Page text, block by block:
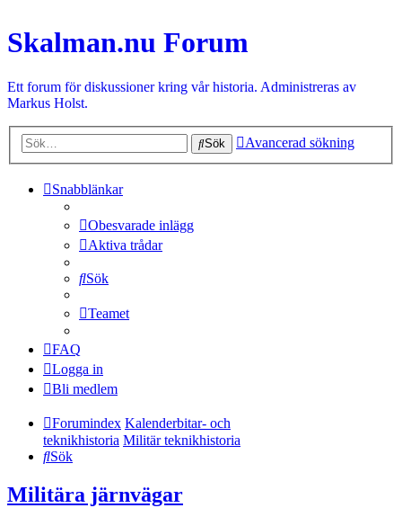
Skalman.nu Forum
Ett forum för diskussioner kring vår historia. Administreras av
Markus Holst.
Sök Avancerad sökning
Snabblänkar
Obesvarade inlägg
Aktiva trådar
Sök
Teamet
FAQ
Logga in
Bli medlem
Forumindex Kalenderbitar- och
teknikhistoria Militär teknikhistoria
Sök
Militära järnvägar